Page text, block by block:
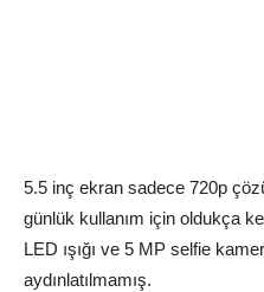
5.5 inç ekran sadece 720p
günlük kullanım için oldukça
LED ışığı ve 5 MP selfie
aydınlatılmamış.